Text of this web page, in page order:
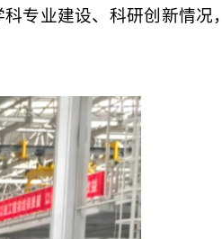
专业建设、科研创新情况，